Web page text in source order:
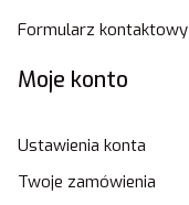
Formularz kontaktowy
Moje konto
Ustawienia konta
Twoje zamówienia